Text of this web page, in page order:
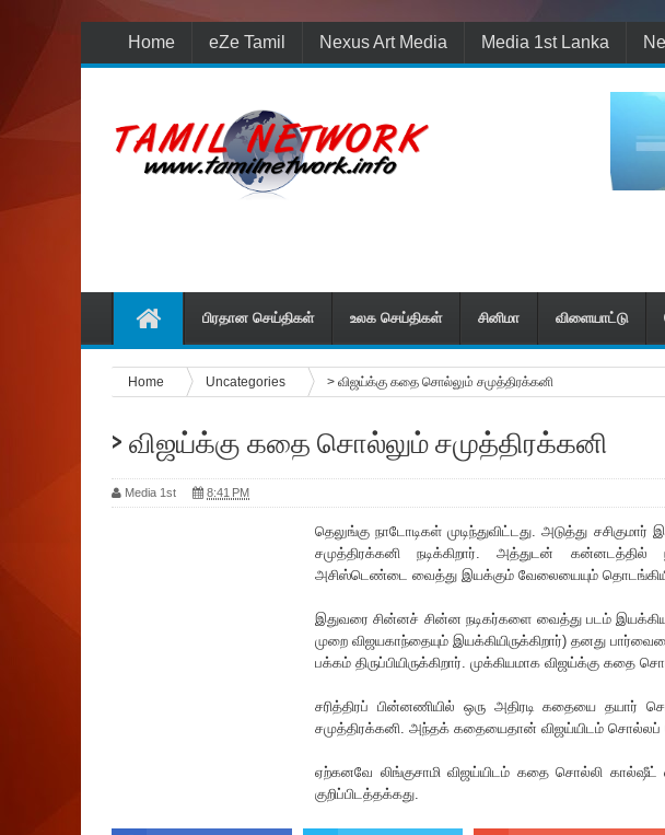
Home eZe Tamil Nexus Art Media Media 1st Lanka
பிரதான செய்திகள் உலக செய்திகள் சினிமா விளையாட்டு
Home Uncategories > விஜய்க்கு கதை சொல்லும் சமுத்திரக்கனி
> விஜய்க்கு கதை சொல்லும் சமுத்திரக்கனி
Media 1st 8:41 PM
தெலுங்கு நாடோடிகள் முடிந்துவிட்டது. அடுத்து சசிகுமார்
சமுத்திரக்கனி நடிக்கிறார். அத்துடன்
அசிஸ்டெண்டை வைத்து இயக்கும் வேலையையும்
இதுவரை சின்னச் சின்ன நடிகர்களை வைத்து படம் இயக்கிய
முறை விஜயகாந்தையும் இயக்கியிருக்கிறார்) தனது
பக்கம் திருப்பியிருக்கிறார். முக்கியமாக விஜய்க்கு கதை
ச‌ரித்திரப் பின்னணியில் ஒரு அதிரடி கதையை தயார்
சமுத்திரக்கனி. அந்தக் கதையைதான் விஜய்யிடம் சொல்லப்
ஏற்கனவே லிங்குசாமி விஜய்யிடம் கதை சொல்லி கால்ஷீட்
குறிப்பிடத்தக்கது.